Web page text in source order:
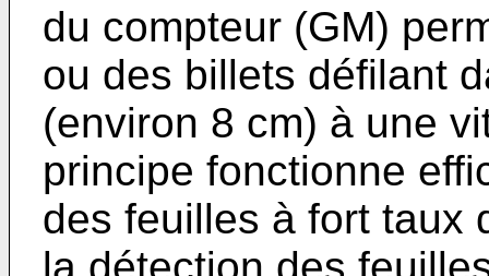
du compteur (GM)
ou des billets défilant
(environ 8 cm) à une
principe fonctionne
des feuilles à fort taux
la détection des